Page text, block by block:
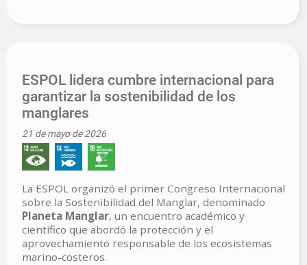
ESPOL lidera cumbre internacional para
garantizar la sostenibilidad de los
manglares
21 de mayo de 2026
La ESPOL organizó el primer Congreso Internacional
sobre la Sostenibilidad del Manglar, denominado
Planeta Manglar, un encuentro académico y
científico que abordó la protección y el
aprovechamiento responsable de los ecosistemas
marino-costeros.